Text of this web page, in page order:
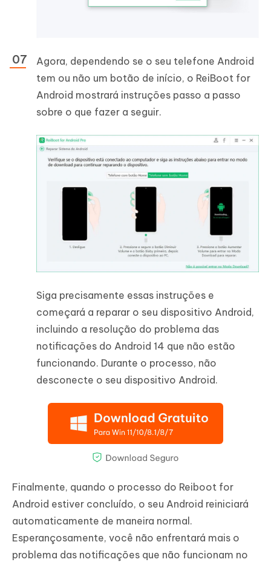
Agora, dependendo se o seu telefone Android
tem ou não um botão de início, o ReiBoot for
Android mostrará instruções passo a passo
sobre o que fazer a seguir.
Siga precisamente essas instruções e
começará a reparar o seu dispositivo Android,
incluindo a resolução do problema das
notificações do Android 14 que não estão
funcionando. Durante o processo, não
desconecte o seu dispositivo Android.
Finalmente, quando o processo do Reiboot for
Android estiver concluído, o seu Android reiniciará
automaticamente de maneira normal.
Esperançosamente, você não enfrentará mais o
problema das notificações que não funcionam no